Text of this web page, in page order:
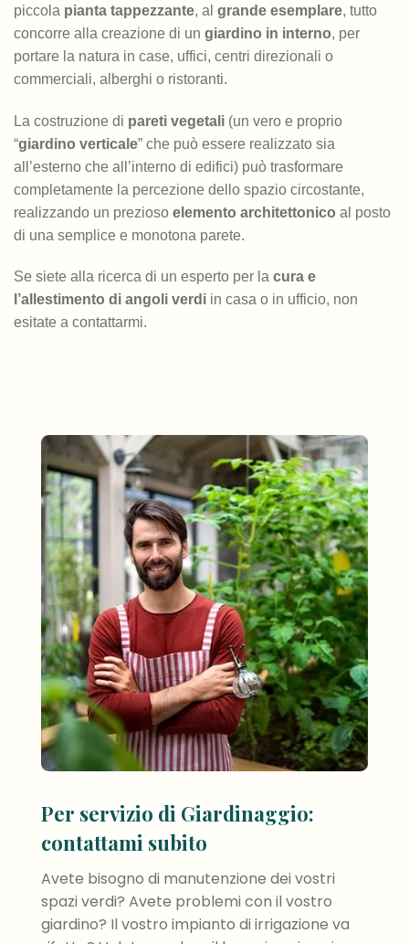
piccola pianta tappezzante, al grande esemplare, tutto
concorre alla creazione di un giardino in interno, per
portare la natura in case, uffici, centri direzionali o
commerciali, alberghi o ristoranti.
La costruzione di pareti vegetali (un vero e proprio
“giardino verticale” che può essere realizzato sia
all’esterno che all’interno di edifici) può trasformare
completamente la percezione dello spazio circostante,
realizzando un prezioso elemento architettonico al posto
di una semplice e monotona parete.
Se siete alla ricerca di un esperto per la cura e
l’allestimento di angoli verdi in casa o in ufficio, non
esitate a contattarmi.
Per servizio di Giardinaggio:
contattami subito
Avete bisogno di manutenzione dei vostri
spazi verdi? Avete problemi con il vostro
giardino? Il vostro impianto di irrigazione va